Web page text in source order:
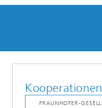
Kooperationen